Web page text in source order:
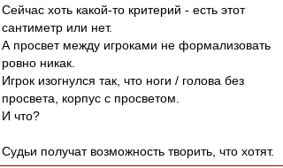
Сейчас хоть какой-то критерий - есть этот
сантиметр или нет.
А просвет между игроками не формализовать
ровно никак.
Игрок изогнулся так, что ноги / голова без
просвета, корпус с просветом.
И что?
Судьи получат возможность творить, что хотят.